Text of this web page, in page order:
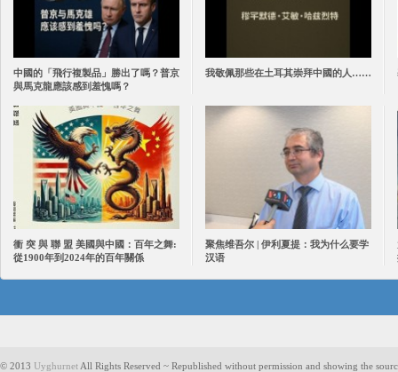
中國的「飛行複製品」勝出了嗎？普京
與馬克龍應該感到羞愧嗎？
我敬佩那些在土耳其崇拜中國的人……
衝 突 與 聯 盟 美國與中國：百年之舞:
從1900年到2024年的百年關係
聚焦维吾尔 | 伊利夏提：我为什么要学
汉语
© 2013 Uyghurnet All Rights Reserved ~ Republished without permission and showing the